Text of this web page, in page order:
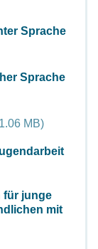
Sprache
Sprache
MB)
für junge
mit